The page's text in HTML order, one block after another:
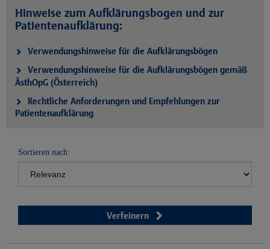
Hinweise zum Aufklärungsbogen und zur
Patientenaufklärung:
Verwendungshinweise für die Aufklärungsbögen
Verwendungshinweise für die Aufklärungsbögen gemäß
ÄsthOpG (Österreich)
Rechtliche Anforderungen und Empfehlungen zur
Patientenaufklärung
Sortieren nach:
Verfeinern